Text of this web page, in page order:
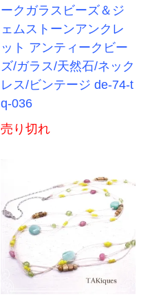
ークガラスビーズ＆ジ
ェムストーンアンクレ
ット アンティークビー
ズ/ガラス/天然石/ネック
レス/ビンテージ de-74-t
q-036
売り切れ